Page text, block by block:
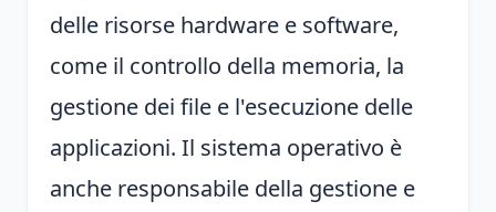
delle risorse hardware e software,
come il controllo della memoria, la
gestione dei file e l'esecuzione delle
applicazioni. Il sistema operativo è
anche responsabile della gestione e